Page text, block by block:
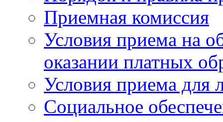
Приемная комиссия
Условия приема на
оказании платных
Условия приема для
Социальное